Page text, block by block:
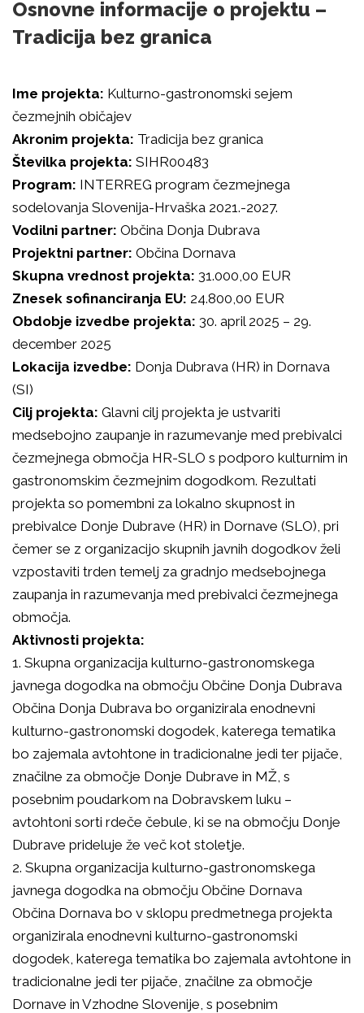
Osnovne informacije o projektu –
Tradicija bez granica
Ime projekta: Kulturno-gastronomski sejem
čezmejnih običajev
Akronim projekta: Tradicija bez granica
Številka projekta: SIHR00483
Program: INTERREG program čezmejnega
sodelovanja Slovenija-Hrvaška 2021.-2027.
Vodilni partner: Občina Donja Dubrava
Projektni partner: Občina Dornava
Skupna vrednost projekta: 31.000,00 EUR
Znesek sofinanciranja EU: 24.800,00 EUR
Obdobje izvedbe projekta: 30. april 2025 – 29.
december 2025
Lokacija izvedbe: Donja Dubrava (HR) in Dornava
(SI)
Cilj projekta: Glavni cilj projekta je ustvariti
medsebojno zaupanje in razumevanje med prebivalci
čezmejnega območja HR-SLO s podporo kulturnim in
gastronomskim čezmejnim dogodkom. Rezultati
projekta so pomembni za lokalno skupnost in
prebivalce Donje Dubrave (HR) in Dornave (SLO), pri
čemer se z organizacijo skupnih javnih dogodkov želi
vzpostaviti trden temelj za gradnjo medsebojnega
zaupanja in razumevanja med prebivalci čezmejnega
območja.
Aktivnosti projekta:
1. Skupna organizacija kulturno-gastronomskega
javnega dogodka na območju Občine Donja Dubrava
Občina Donja Dubrava bo organizirala enodnevni
kulturno-gastronomski dogodek, katerega tematika
bo zajemala avtohtone in tradicionalne jedi ter pijače,
značilne za območje Donje Dubrave in MŽ, s
posebnim poudarkom na Dobravskem luku –
avtohtoni sorti rdeče čebule, ki se na območju Donje
Dubrave prideluje že več kot stoletje.
2. Skupna organizacija kulturno-gastronomskega
javnega dogodka na območju Občine Dornava
Občina Dornava bo v sklopu predmetnega projekta
organizirala enodnevni kulturno-gastronomski
dogodek, katerega tematika bo zajemala avtohtone in
tradicionalne jedi ter pijače, značilne za območje
Dornave in Vzhodne Slovenije, s posebnim